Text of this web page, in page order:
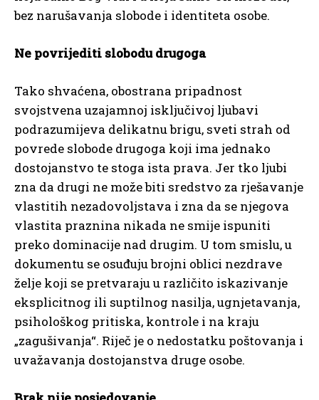
bez narušavanja slobode i identiteta osobe.
Ne povrijediti slobodu drugoga
Tako shvaćena, obostrana pripadnost
svojstvena uzajamnoj isključivoj ljubavi
podrazumijeva delikatnu brigu, sveti strah od
povrede slobode drugoga koji ima jednako
dostojanstvo te stoga ista prava. Jer tko ljubi
zna da drugi ne može biti sredstvo za rješavanje
vlastitih nezadovoljstava i zna da se njegova
vlastita praznina nikada ne smije ispuniti
preko dominacije nad drugim. U tom smislu, u
dokumentu se osuđuju brojni oblici nezdrave
želje koji se pretvaraju u različito iskazivanje
eksplicitnog ili suptilnog nasilja, ugnjetavanja,
psihološkog pritiska, kontrole i na kraju
„zagušivanja“. Riječ je o nedostatku poštovanja i
uvažavanja dostojanstva druge osobe.